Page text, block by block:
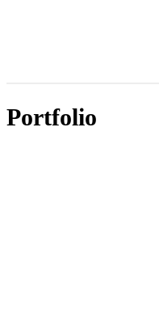
Portfolio